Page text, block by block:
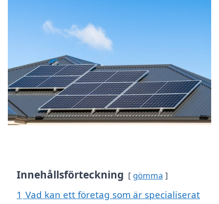
Innehållsförteckning gömma
1 Vad kan ett företag som är specialiserat